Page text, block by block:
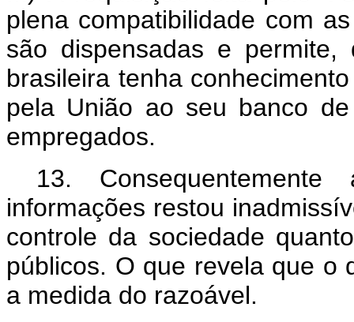
plena compatibilidade com
são dispensadas e
brasileira tenha
pela União ao seu banco
empregados.
13.
informações restou
controle da sociedade
públicos. O que revela que o
a medida do razoável.